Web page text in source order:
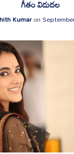
గీతం విడుదల
Kumaron